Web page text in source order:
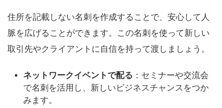
住所を記載しない名刺を作成することで、安心して人
脈を広げることができます。この名刺を使って新しい
取引先やクライアントに自信を持って渡しましょう。
ネットワークイベントで配る ：セミナーや交流会
で名刺を活用し、新しいビジネスチャンスをつか
みます。